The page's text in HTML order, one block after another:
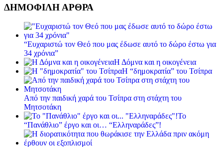
ΔΗΜΟΦΙΛΗ ΑΡΘΡΑ
“Ευχαριστώ τον Θεό που μας έδωσε αυτό το δώρο έστω για
34 χρόνια”
Η Δόμνα και η οικογένεια
Η “δημοκρατία” του Τσίπρα
Από την παιδική χαρά του Τσίπρα στη στάχτη του
Μητσοτάκη
Το
“Πανάθλιο” έργο και οι… “Ελληναράδες”!